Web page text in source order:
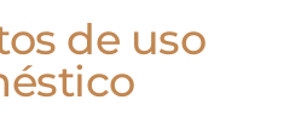
de uso